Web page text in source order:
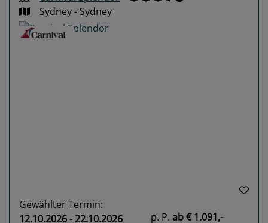
Sydney - Sydney
Gewählter Termin:
12.10.2026 - 22.10.2026
p. P. ab€ 1.091,-